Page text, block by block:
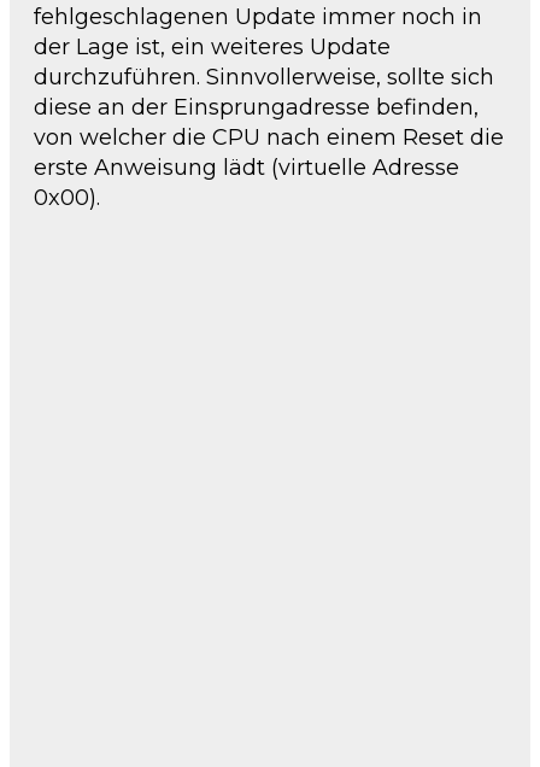
fehlgeschlagenen Update immer noch in
der Lage ist, ein weiteres Update
durchzuführen. Sinnvollerweise, sollte sich
diese an der Einsprungadresse befinden,
von welcher die CPU nach einem Reset die
erste Anweisung lädt (virtuelle Adresse
0x00).